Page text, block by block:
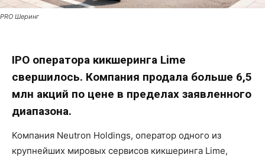
PRO Шеринг
IPO оператора кикшеринга Lime
свершилось. Компания продала больше 6,5
млн акций по цене в пределах заявленного
диапазона.
Компания Neutron Holdings, оператор одного из
крупнейших мировых сервисов кикшеринга Lime,